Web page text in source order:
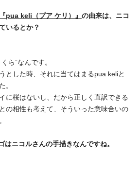
『pua keli（プア ケリ）』 の由来は、ニコ
いるとか？
ら”なんです。
とした時、それに当てはまるpua keliと
。
に桜はないし、だから正しく直訳できる
の相性も考えて、そういった意味合いの
はニコルさんの手描きなんですね。